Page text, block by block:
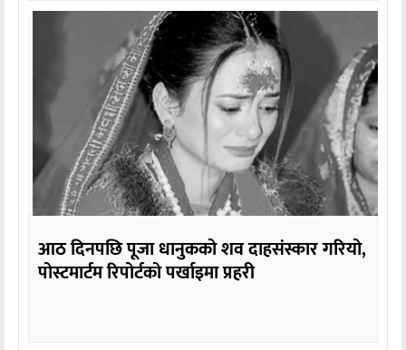
आठ दिनपछि पूजा धानुकको शव दाहसंस्कार गरियो,
पोस्टमार्टम रिपोर्टको पर्खाइमा प्रहरी